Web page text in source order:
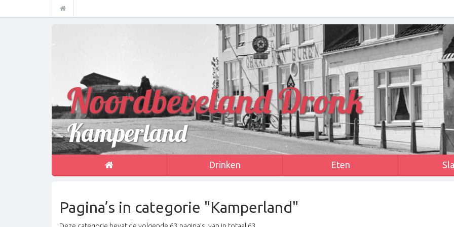
Noordbeveland Dronk
Kamperland
Drinken Eten
Pagina’s in categorie "Kamperland"